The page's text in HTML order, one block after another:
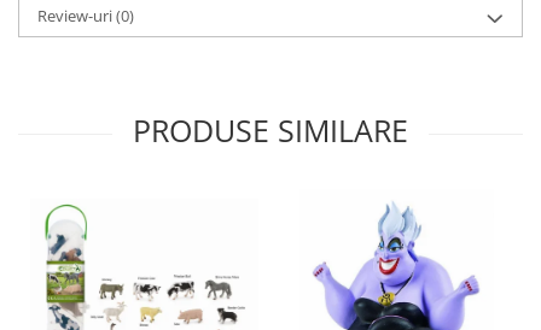
Carti pentru copii 3 ani
Carti pentru copii 6 ani
Carti de colorat
Carticele interactive
Cadouri copii
Ceasuri copii
Review-uri(0)
PRODUSE SIMILARE